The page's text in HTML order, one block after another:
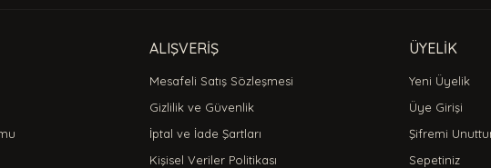
farklı alternatifler olmalı.
Gönder
ALIŞVERİŞ
Mesafeli Satış Sözleşmesi
Gizlilik ve Güvenlik
İptal ve İade Şartları
Kişisel Veriler Politikası
ÜYELİK
Yeni Üyelik
Üye Girişi
Şifremi
Sepetiniz